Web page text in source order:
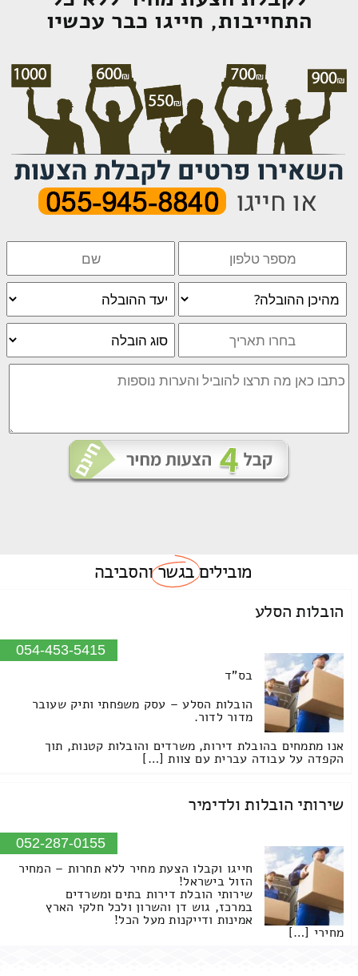
התחייבות, חייגו כבר עכשיו
מוביליםבגשרוהסביבה
הובלות הסלע
054-453-5415
בס"ד
הובלות הסלע – עסק משפחתי ותיק שעובר
מדור לדור.
אנו מתמחים בהובלת דירות, משרדים והובלות קטנות, תוך
הקפדה על עבודה עברית עם צוות […]
שירותי הובלות ולדימיר
052-287-0155
חייגו וקבלו הצעת מחיר ללא תחרות – המחיר
הזול בישראל!
שירותי הובלת דירות בתים ומשרדים
במרכז, גוש דן והשרון ולכל חלקי הארץ
אמינות ודייקנות מעל הכל!
מחירי […]